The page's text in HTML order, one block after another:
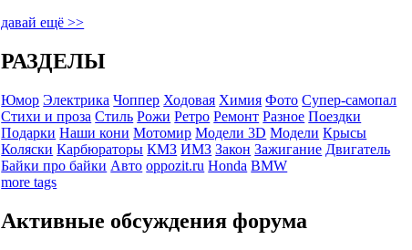
давай ещё >>
РАЗДЕЛЫ
Юмор Электрика Чоппер Ходовая Химия Фото Супер-самопал
Стихи и проза Стиль Рожи Ретро Ремонт Разное Поездки
Подарки Наши кони Мотомир Модели 3D Модели Крысы
Коляски Карбюраторы КМЗ ИМЗ Закон Зажигание Двигатель
Байки про байки Авто oppozit.ru Honda BMW
more tags
Активные обсуждения форума